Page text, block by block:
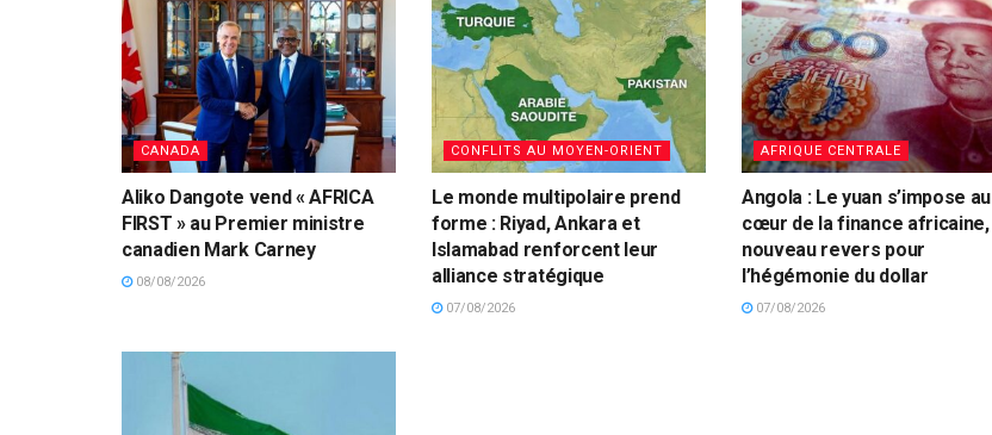
CANADA
Aliko Dangote vend « AFRICA
FIRST » au Premier ministre
canadien Mark Carney
08/08/2026
CONFLITS AU MOYEN-ORIENT
Le monde multipolaire prend
forme : Riyad, Ankara et
Islamabad renforcent leur
alliance stratégique
07/08/2026
AFRIQUE CENTRALE
Angola : Le yuan s’impose au
cœur de la finance africaine,
nouveau revers pour
l’hégémonie du dollar
07/08/2026